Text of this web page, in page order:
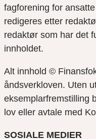
fagforening for
redigeres etter
redaktør som har det
innholdet.
Alt innhold ©
åndsverkloven. Uten
eksemplarfremstilling
lov eller avtale med
SOSIALE MEDIER